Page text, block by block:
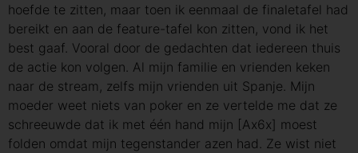
hoefde te zitten, maar toen ik eenmaal de finaletafel had
bereikt en aan de feature-tafel kon zitten, vond ik het
best gaaf. Vooral door de gedachten dat iedereen thuis
de actie kon volgen. Al mijn familie en vrienden keken
naar de stream, zelfs mijn vrienden uit Spanje. Mijn
moeder weet niets van poker en ze vertelde me dat ze
schreeuwde dat ik met één hand mijn [Ax6x] moest
folden omdat mijn tegenstander azen had. Ze wist niet